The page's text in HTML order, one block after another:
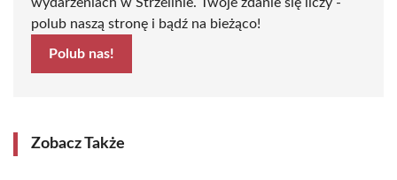
polub naszą stronę i bądź na bieżąco!
Polub nas!
Zobacz Także